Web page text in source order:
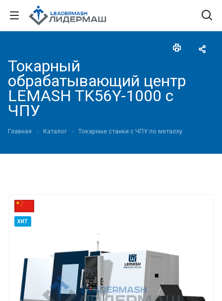
Токарный
обрабатывающий центр
LEMASH TK56Y-1000 c
ЧПУ
Главная Каталог Токарные станки с ЧПУ по металлу
ХИТ